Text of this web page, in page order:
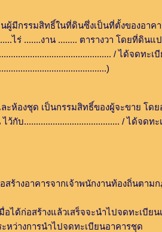
สิทธิ์ในที่ดินซึ่งเป็นที่ตั้งของอาคารชุด
ไร่ .......งาน ........ ตารางวา โดยที่ดินแ
/ ได้จดทะเบียน
ด เป็นกรรมสิทธิ์ของผู้จะขาย โดยอ
/ ได้จดทะเบียน
รจากเจ้าพนักงานท้องถิ่นตามกฎหม
ร้างแล้วเสร็จจะนำไปจดทะเบียนเ
ารนำไปจดทะเบียนอาคารชุด